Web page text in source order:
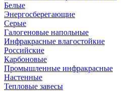
Белые
Энергосберегающие
Серые
Галогеновые напольные
Инфракрасные влагостойкие
Российские
Карбоновые
Промышленные инфракрасные
Настенные
Тепловые завесы